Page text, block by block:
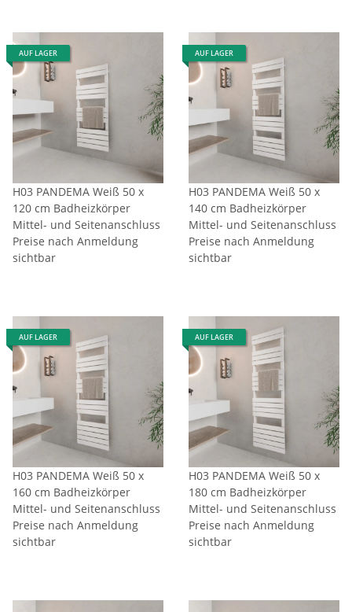
AUF LAGER
H03 PANDEMA Weiß 50 x
120 cm Badheizkörper
Mittel- und Seitenanschluss
Preise nach Anmeldung
sichtbar
AUF LAGER
H03 PANDEMA Weiß 50 x
140 cm Badheizkörper
Mittel- und Seitenanschluss
Preise nach Anmeldung
sichtbar
AUF LAGER
H03 PANDEMA Weiß 50 x
160 cm Badheizkörper
Mittel- und Seitenanschluss
Preise nach Anmeldung
sichtbar
AUF LAGER
H03 PANDEMA Weiß 50 x
180 cm Badheizkörper
Mittel- und Seitenanschluss
Preise nach Anmeldung
sichtbar